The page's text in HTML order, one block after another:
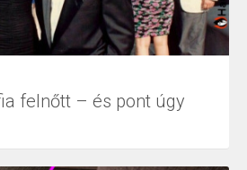
felnőtt – és pont úgy